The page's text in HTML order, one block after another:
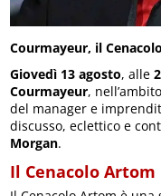
Courmayeur, il
Giovedì 13 agosto, alle
Courmayeur,
del manager e
discusso, eclettico e
Morgan.
Il Cenacolo Artom